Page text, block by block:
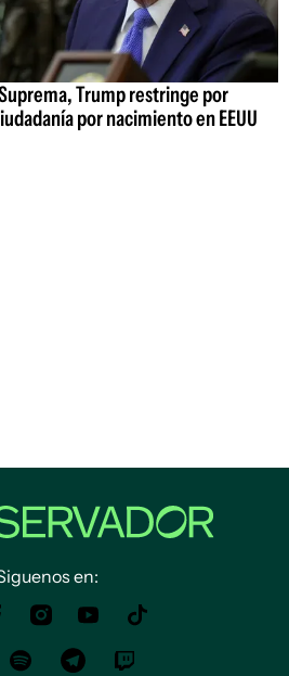
Trump restringe por
por nacimiento en EEUU
en: